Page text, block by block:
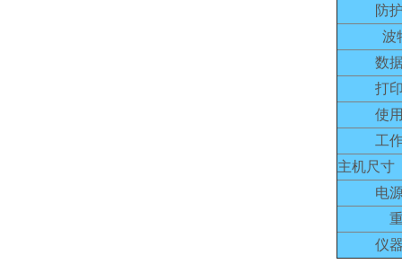
防
波
数
打
使
工
主机尺寸
电
仪